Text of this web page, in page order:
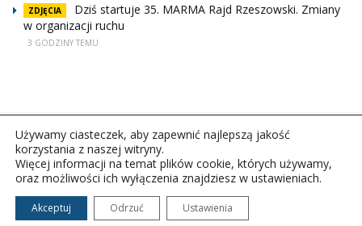
ZDJĘCIA
Dziś startuje 35. MARMA Rajd Rzeszowski. Zmiany
w organizacji ruchu
3 GODZINY TEMU
Copyright © 2026Polskie Radio Rzeszów S.A. w likwidacj.
Wszelkie prawa zastrzeżone.
Używamy ciasteczek, aby zapewnić najlepszą jakość
korzystania z naszej witryny.
Więcej informacji na temat plików cookie, których używamy,
oraz możliwości ich wyłączenia znajdziesz w ustawieniach.
Akceptuj Odrzuć Ustawienia